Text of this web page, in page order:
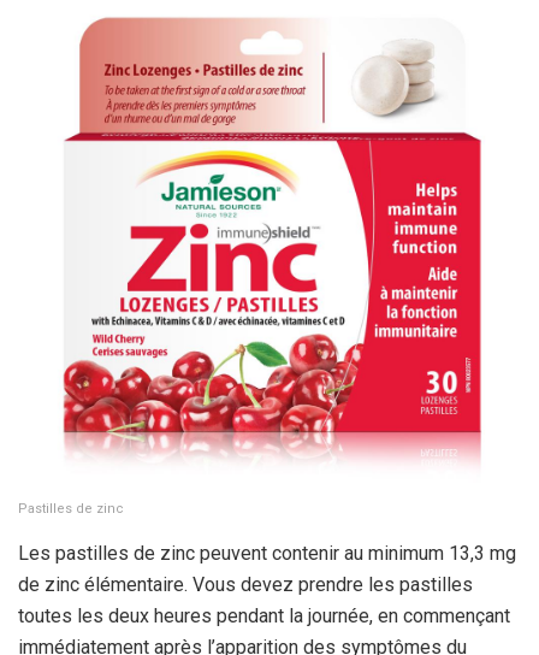
Pastilles de zinc
Les pastilles de zinc peuvent contenir au minimum 13,3 mg
de zinc élémentaire. Vous devez prendre les pastilles
toutes les deux heures pendant la journée, en commençant
immédiatement après l’apparition des symptômes du